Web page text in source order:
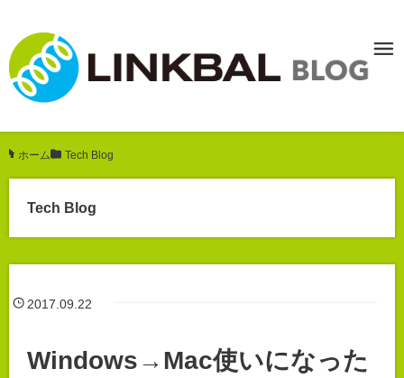
ホーム / Tech Blog
Tech Blog
2017.09.22
Windows→Mac使いになった